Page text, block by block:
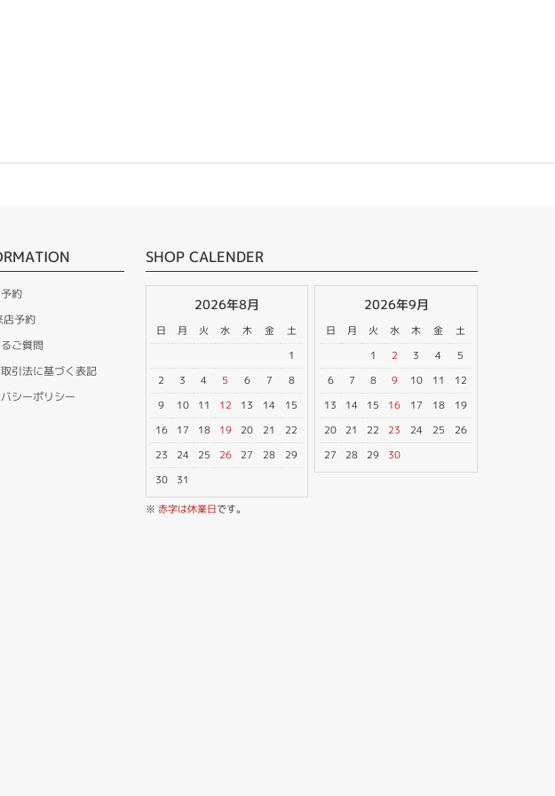
約
店予約
ご質問
引法に基づく表記
シーポリシー
SHOP CALENDER
2026年8月
日 月 火 水 木 金
土
1
2
3 4 5 6 7
8
9
10 11 12 13 14
15
16
17 18 19 20 21
22
23
24 25 26 27 28
29
30
31
2026年9月
日 月 火 水 木 金
土
1
2 3 4
5
6
7 8 9 10 11
12
13
14 15 16 17 18
19
20
21 22 23 24 25
26
27
28 29 30
※ 赤字は休業日です。